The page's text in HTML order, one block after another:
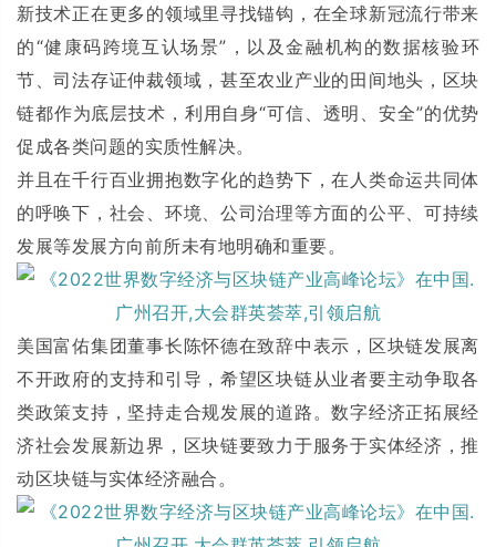
新技术正在更多的领域里寻找锚钩，在全球新冠流行带来
的“健康码跨境互认场景”，以及金融机构的数据核验环
节、司法存证仲裁领域，甚至农业产业的田间地头，区块
链都作为底层技术，利用自身“可信、透明、安全”的优势
促成各类问题的实质性解决。
并且在千行百业拥抱数字化的趋势下，在人类命运共同体
的呼唤下，社会、环境、公司治理等方面的公平、可持续
发展等发展方向前所未有地明确和重要。
美国富佑集团董事长陈怀德在致辞中表示，区块链发展离
不开政府的支持和引导，希望区块链从业者要主动争取各
类政策支持，坚持走合规发展的道路。数字经济正拓展经
济社会发展新边界，区块链要致力于服务于实体经济，推
动区块链与实体经济融合。